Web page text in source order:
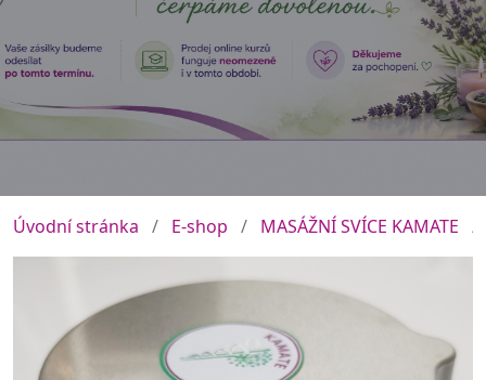
Úvodní stránka E-shop MASÁŽNÍ SVÍCE KAMATE